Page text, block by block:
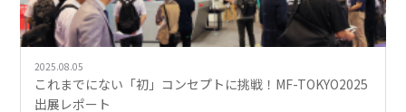
2025.08.05
これまでにない「初」コンセプトに挑戦！MF-TOKYO2025
出展レポート